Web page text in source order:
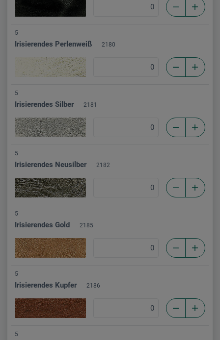
5
Irisierendes Perlenweiß 2180
5
Irisierendes Silber 2181
5
Irisierendes Neusilber 2182
5
Irisierendes Gold 2185
5
Irisierendes Kupfer 2186
5